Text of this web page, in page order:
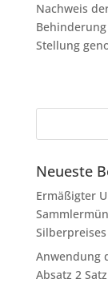
Nachweis
Stellung
Neueste
Ermäßigter
Anwendung
Absatz 2